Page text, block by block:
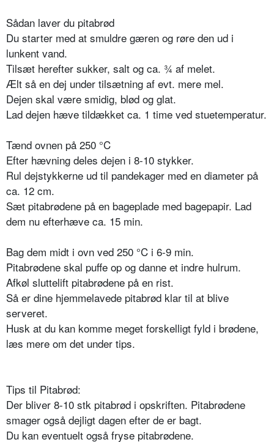
Sådan laver du pitabrød
Du starter med at smuldre gæren og røre den ud i
lunkent vand.
Tilsæt herefter sukker, salt og ca. ¾ af melet.
Ælt så en dej under tilsætning af evt. mere mel.
Dejen skal være smidig, blød og glat.
Lad dejen hæve tildækket ca. 1 time ved stuetemperatur.
Tænd ovnen på 250 °C
Efter hævning deles dejen i 8-10 stykker.
Rul dejstykkerne ud til pandekager med en diameter på
ca. 12 cm.
Sæt pitabrødene på en bageplade med bagepapir. Lad
dem nu efterhæve ca. 15 min.
Bag dem midt i ovn ved 250 °C i 6-9 min.
Pitabrødene skal puffe op og danne et indre hulrum.
Afkøl sluttelift pitabrødene på en rist.
Så er dine hjemmelavede pitabrød klar til at blive
serveret.
Husk at du kan komme meget forskelligt fyld i brødene,
læs mere om det under tips.
Tips til Pitabrød:
Der bliver 8-10 stk pitabrød i opskriften. Pitabrødene
smager også dejligt dagen efter de er bagt.
Du kan eventuelt også fryse pitabrødene.